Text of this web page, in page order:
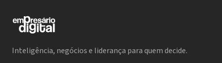
Inteligência, negócios e liderança para quem decide.